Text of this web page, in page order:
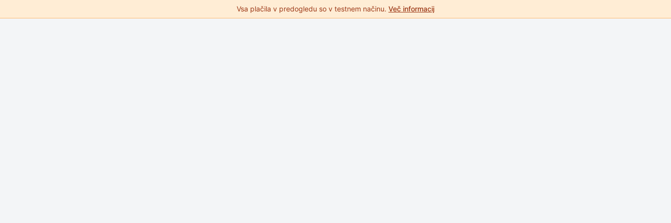
Vsa plačila v predogledu so v testnem načinu. Več informacij